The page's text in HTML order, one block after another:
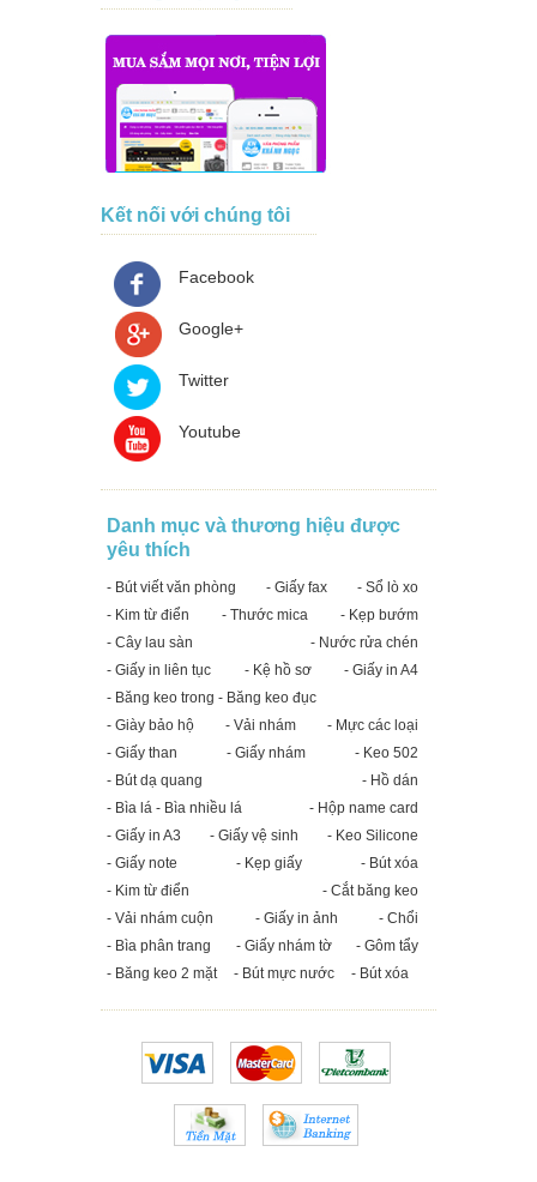
Kết nối với chúng tôi
Facebook
Google+
Twitter
Youtube
Danh mục và thương hiệu được
yêu thích
- Bút viết văn phòng - Giấy fax
- Sổ lò xo
- Kim từ điển
- Thước mica
- Kẹp bướm
- Cây lau sàn
- Nước rửa chén
- Giấy in liên tục
- Kệ hồ sơ
- Giấy in A4
- Băng keo trong - Băng keo đục
- Giày bảo hộ
- Vải nhám
- Mực các loại
- Giấy than
- Giấy nhám
- Keo 502
- Bút dạ quang
- Hồ dán
- Bìa lá - Bìa nhiều lá
- Hộp name card
- Giấy in A3
- Giấy vệ sinh
- Keo Silicone
- Giấy note
- Kẹp giấy
- Bút xóa
- Kim từ điển
- Cắt băng keo
- Vải nhám cuộn
- Giấy in ảnh
- Chổi
- Bìa phân trang
- Giấy nhám tờ
- Gôm tẩy
- Băng keo 2 mặt
- Bút mực nước - Bút xóa